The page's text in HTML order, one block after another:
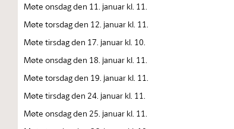
Møte onsdag den 11. januar kl. 11.
Møte torsdag den 12. januar kl. 11.
Møte tirsdag den 17. januar kl. 10.
Møte onsdag den 18. januar kl. 11.
Møte torsdag den 19. januar kl. 11.
Møte tirsdag den 24. januar kl. 11.
Møte onsdag den 25. januar kl. 11.